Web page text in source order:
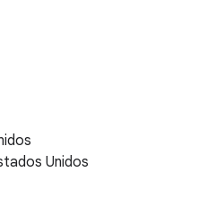
Unidos